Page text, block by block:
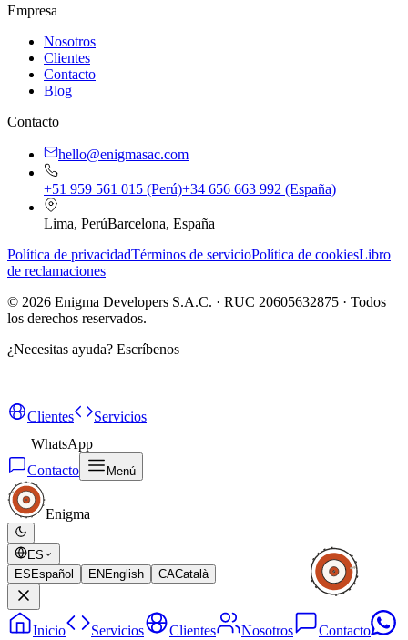
Empresa
Nosotros
Clientes
Contacto
Blog
Contacto
hello@enigmasac.com
+51 959 561 015 (Perú)+34 656 663 992 (España)
Lima, PerúBarcelona, España
Política de privacidadTérminos de servicioPolítica de cookiesLibro
de reclamaciones
© 2026 Enigma Developers S.A.C. · RUC 20605632875 · Todos
los derechos reservados.
¿Necesitas ayuda? Escríbenos
Clientes
Servicios
WhatsApp
Contacto
Menú
Enigma
ES
ES Español EN English CACatalà
Inicio Servicios Clientes Nosotros
Contacto